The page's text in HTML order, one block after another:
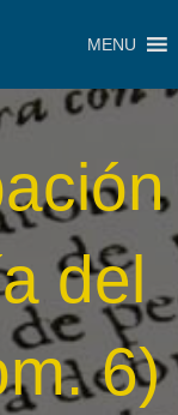
MENU
del
6)